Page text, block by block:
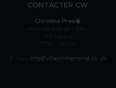
CONTACTER CW
Christine Preu�
Avenida Fort de l 'Eau,
175, Local 6
07701, Mahon
E- Mail: